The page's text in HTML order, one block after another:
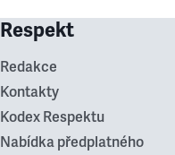
Respekt
Redakce
Kontakty
Kodex Respektu
Nabídka předplatného